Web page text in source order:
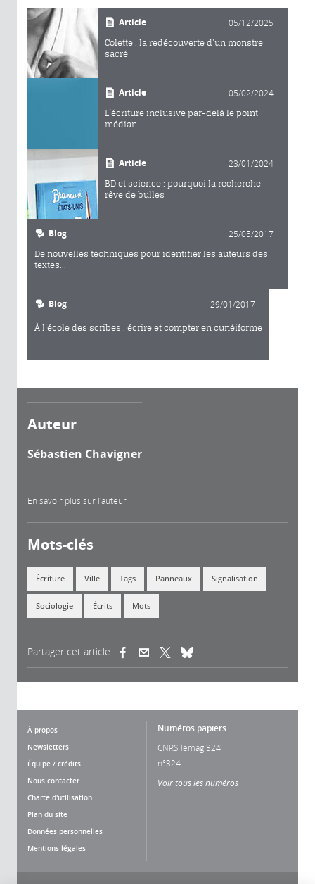
Article 05/12/2025
Colette : la redécouverte d’un monstre
sacré
Article 05/02/2024
L’écriture inclusive par-delà le point
médian
Article 23/01/2024
BD et science : pourquoi la recherche
rêve de bulles
Blog 25/05/2017
De nouvelles techniques pour identifier les auteurs des
textes...
Blog 29/01/2017
À l’école des scribes : écrire et compter en cunéiforme
Auteur
Sébastien Chavigner
En savoir plus sur l'auteur
Mots-clés
Écriture Ville Tags Panneaux Signalisation
Sociologie Écrits Mots
Partager cet article (link is external)(link is external)
À propos
Newsletters
Équipe / crédits
Nous contacter
Charte d'utilisation
Plan du site
Données personnelles
Mentions légales
Numéros papiers
CNRS lemag 324
n°324
Voir tous les numéros